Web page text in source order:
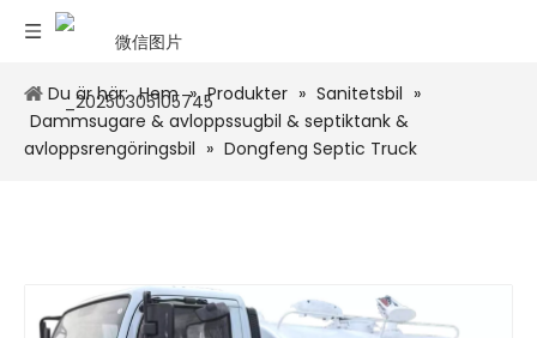
Du är här: Hem » Produkter » Sanitetsbil »
Dammsugare & avloppssugbil & septiktank &
avloppsrengöringsbil » Dongfeng Septic Truck